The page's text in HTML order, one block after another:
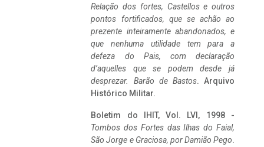
Relação dos fortes, Castellos e outros
pontos fortificados, que se achão ao
prezente inteiramente abandonados, e
que nenhuma utilidade tem para a
defeza do Pais, com declaração
d’aquelles que se podem desde já
desprezar. Barão de Bastos. Arquivo
Histórico Militar.
Boletim do IHIT, Vol. LVI, 1998 -
Tombos dos Fortes das Ilhas do Faial,
São Jorge e Graciosa, por Damião Pego.